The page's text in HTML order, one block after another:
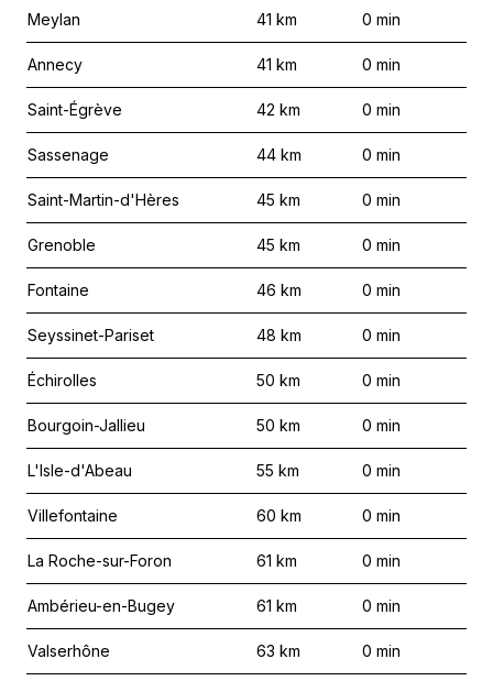
Meylan 41 km 0 min
Annecy 41 km 0 min
Saint-Égrève 42 km 0 min
Sassenage 44 km 0 min
Saint-Martin-d'Hères 45 km 0 min
Grenoble 45 km 0 min
Fontaine 46 km 0 min
Seyssinet-Pariset 48 km 0 min
Échirolles 50 km 0 min
Bourgoin-Jallieu 50 km 0 min
L'Isle-d'Abeau 55 km 0 min
Villefontaine 60 km 0 min
La Roche-sur-Foron 61 km 0 min
Ambérieu-en-Bugey 61 km 0 min
Valserhône 63 km 0 min